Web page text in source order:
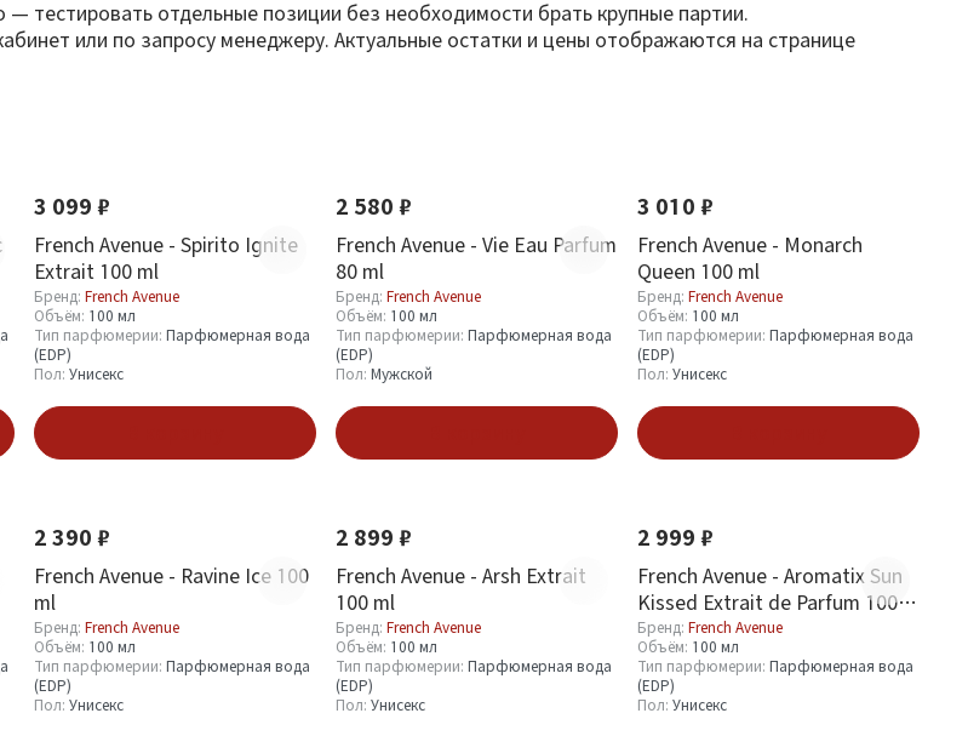
тестировать отдельные позиции без необходимости брать крупные партии.
или по запросу менеджеру. Актуальные остатки и цены отображаются на странице
3 099 ₽
French Avenue - Spirito Ignite
Extrait 100 ml
Бренд: French Avenue
Объём: 100 мл
Тип парфюмерии: Парфюмерная вода
(EDP)
Пол: Унисекс
2 580 ₽
French Avenue - Vie Eau Parfum
80 ml
Бренд: French Avenue
Объём: 100 мл
Тип парфюмерии: Парфюмерная вода
(EDP)
Пол: Мужской
3 010 ₽
French Avenue - Monarch
Queen 100 ml
Бренд: French Avenue
Объём: 100 мл
Тип парфюмерии: Парфюмерная вода
(EDP)
Пол: Унисекс
2 390 ₽
French Avenue - Ravine Ice 100
ml
Бренд: French Avenue
Объём: 100 мл
Тип парфюмерии: Парфюмерная вода
(EDP)
Пол: Унисекс
2 899 ₽
French Avenue - Arsh Extrait
100 ml
Бренд: French Avenue
Объём: 100 мл
Тип парфюмерии: Парфюмерная вода
(EDP)
Пол: Унисекс
2 999 ₽
French Avenue - Aromatix Sun
Kissed Extrait de Parfum 100
ml
Бренд: French Avenue
Объём: 100 мл
Тип парфюмерии: Парфюмерная вода
(EDP)
Пол: Унисекс